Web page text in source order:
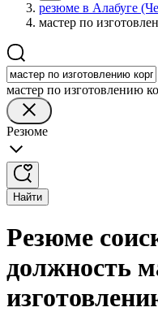
резюме в Алабуге
мастер по
мастер по изготовлению
Резюме
Найти
Резюме
должность